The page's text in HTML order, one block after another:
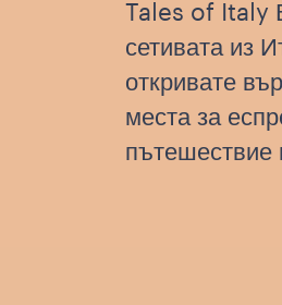
Tales of Italy
сетивата из
откривате
места за
пътешествие